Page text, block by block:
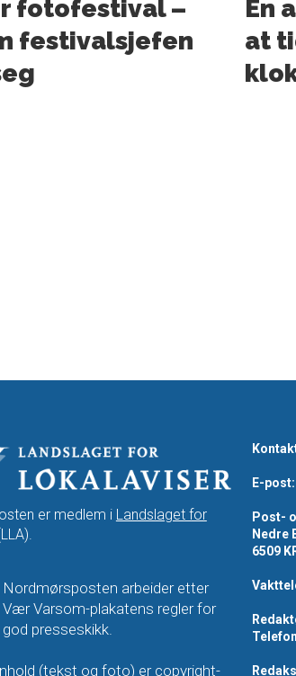
fotofestival –
festivalsjefen
En
at
er medlem i Landslaget for
Nordmørsposten arbeider etter
Vær Varsom-plakatens regler for
god presseskikk.
(tekst og foto) er copyright-
E-post:
Post-
Nedre
6509